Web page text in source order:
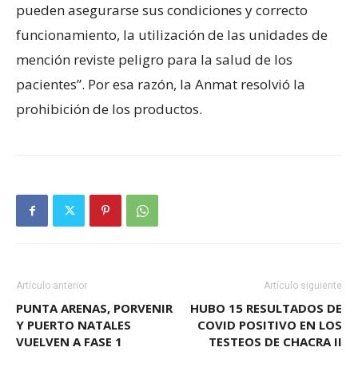
pueden asegurarse sus condiciones y correcto
funcionamiento, la utilización de las unidades de
mención reviste peligro para la salud de los
pacientes”. Por esa razón, la Anmat resolvió la
prohibición de los productos.
Artículo anterior
PUNTA ARENAS, PORVENIR
Y PUERTO NATALES
VUELVEN A FASE 1
Artículo siguiente
HUBO 15 RESULTADOS DE
COVID POSITIVO EN LOS
TESTEOS DE CHACRA II